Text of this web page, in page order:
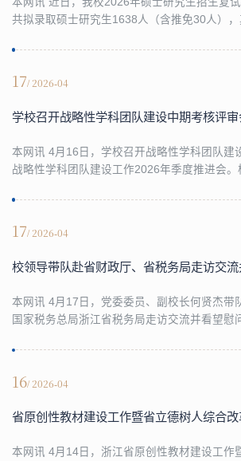
共拟录取硕士研究生1638人（含推免30人），
士研究生281人，“退役大学生士兵专项计划”
统一部署，成立由校领导牵头的研究生招生委
17/ 2026-04
学校召开战略性学科团队建设中期考核评审
本网讯 4月16日，学校召开战略性学科团队建
战略性学科团队建设工作2026年季度推进会。
出席会议。国内知名专家南京大学杨忠教授、
亚菲教授应邀担任评审专家。各战略性学科团
17/ 2026-04
校领导带队赴省财政厅、省税务局走访交
本网讯 4月17日，党委委员、副校长何贤杰带
国家税务总局浙江省税务局走访交流并看望慰
军，省税务局党委委员、总会计师杭强出席交
情况，对省财政厅、省税务局长期以来给予学
16/ 2026-04
本网讯 4月14日，浙江省原创性教材建设工作